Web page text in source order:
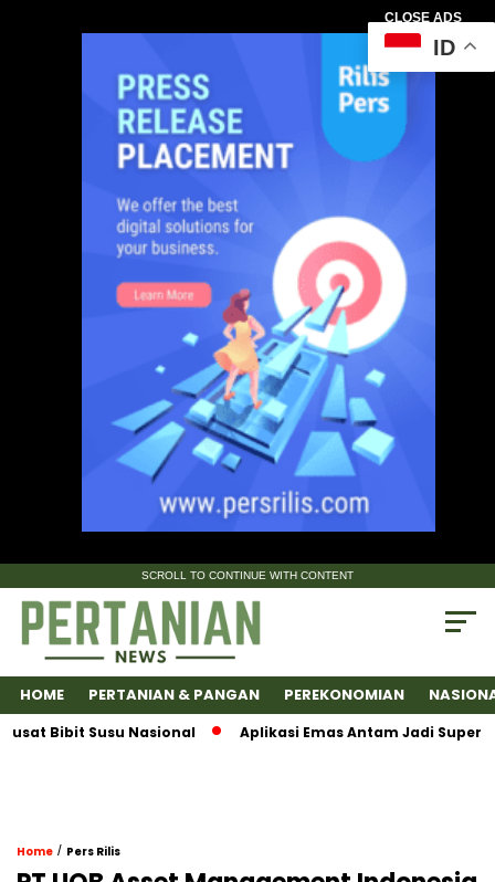
CLOSE ADS
SCROLL TO CONTINUE WITH CONTENT
HOME PERTANIAN & PANGAN PEREKONOMIAN
Bibit Susu Nasional Aplikasi Emas Antam Jadi
Home / Pers Rilis
ID